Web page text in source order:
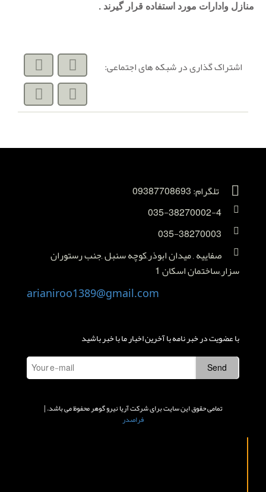
منازل وادارات مورد استفاده قرار گیرند .
اشتراک گذاری در شبکه های اجتماعی:
تلگرام: 09387708693
035-38270002-4
035-38270003
صفاییه , میدان ابوذر,کوچه سنبل ,جنب رستوران
سزار,ساختمان اسکان 1
arianiroo1389@gmail.com
با عضویت در خبر نامه با آخرین اخبار ما با خبر باشید
تمامی حقوق این سایت برای شرکت آریا نیرو گوهر محفوظ می باشد. |
فراصدر